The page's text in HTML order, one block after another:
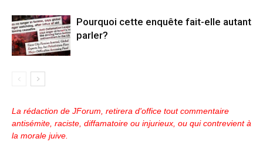
Pourquoi cette enquête fait-elle autant
parler?
La rédaction de JForum, retirera d'office tout commentaire
antisémite, raciste, diffamatoire ou injurieux, ou qui contrevient à
la morale juive.